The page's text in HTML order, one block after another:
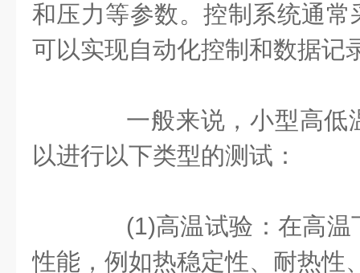
和压力等参数。控制系统通
可以实现自动化控制和数据记
一般来说，小型高低
以进行以下类型的测试：
(1)高温试验：在高温
性能，例如热稳定性、耐热性